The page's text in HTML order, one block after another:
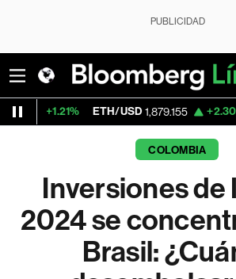
PUBLICIDAD
ETH/USD 1,879.155 +2.30% Visa
COLOMBIA
Inversiones de
2024 se
Brasil: